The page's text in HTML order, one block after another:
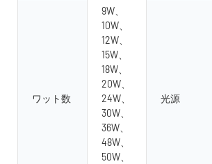
ワット数
9W、
10W、
12W、
15W、
18W、
20W、
24W、
30W、
36W、
48W、
50W、
光源